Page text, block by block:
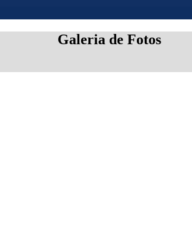
Galeria de Fotos